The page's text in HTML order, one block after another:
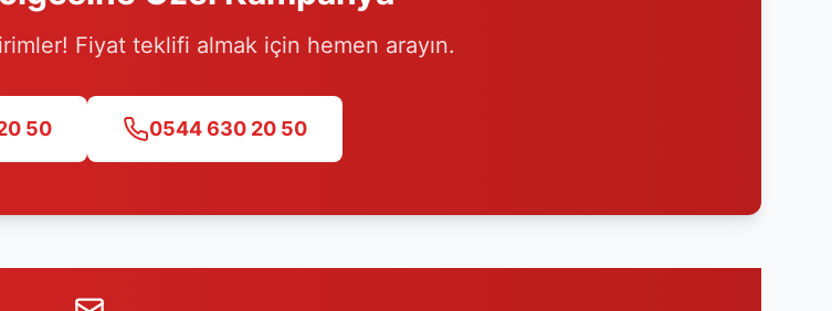
Fiyat teklifi almak için hemen arayın.
50 0544 630 20 50